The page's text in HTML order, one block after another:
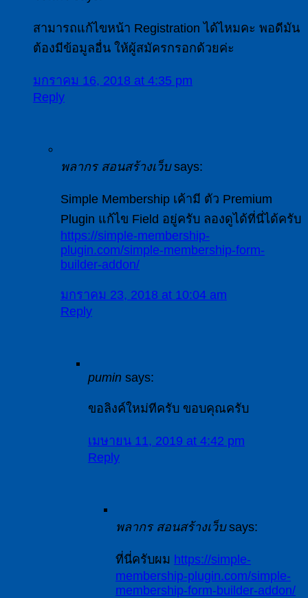
สามารถแก้ไขหน้า Registration ได้ไหมคะ พอดีมัน
ต้องมีข้อมูลอื่น ให้ผู้สมัครกรอกด้วยค่ะ
มกราคม 16, 2018 at 4:35 pm
Reply
พลากร สอนสร้างเว็บ says:
Simple Membership เค้ามี ตัว Premium
Plugin แก้ไข Field อยู่ครับ ลองดูได้ที่นี่ได้ครับ
https://simple-membership-
plugin.com/simple-membership-form-
builder-addon/
มกราคม 23, 2018 at 10:04 am
Reply
pumin says:
ขอลิงค์ใหม่ทีครับ ขอบคุณครับ
เมษายน 11, 2019 at 4:42 pm
Reply
พลากร สอนสร้างเว็บ says:
ที่นี่ครับผม https://simple-
membership-plugin.com/simple-
membership-form-builder-addon/